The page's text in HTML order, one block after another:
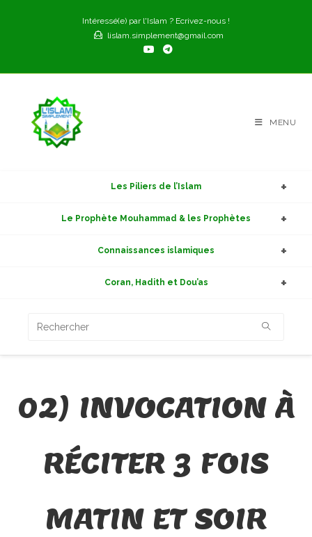
Intéressé(e) par l'Islam ? Ecrivez-nous !
lislam.simplement@gmail.com
MENU
Les Piliers de l’Islam
Le Prophète Mouhammad & les Prophètes
Connaissances islamiques
Coran, Hadith et Dou’as
02) INVOCATION À
RÉCITER 3 FOIS
MATIN ET SOIR